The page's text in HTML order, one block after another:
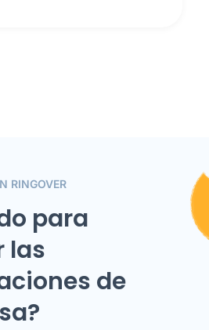
RINGOVER
para
las
de